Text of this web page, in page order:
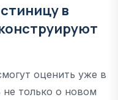
в
оценить уже в
только о новом